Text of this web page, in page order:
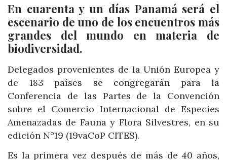
En cuarenta y un días Panamá será el
escenario de uno de los encuentros más
grandes del mundo en materia de
biodiversidad.
Delegados provenientes de la Unión Europea y
de 183 países se congregarán para la
Conferencia de las Partes de la Convención
sobre el Comercio Internacional de Especies
Amenazadas de Fauna y Flora Silvestres, en su
edición N°19 (19vaCoP CITES).
Es la primera vez después de más de 40 años,